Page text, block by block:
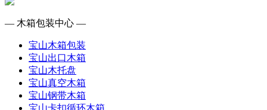
— 木箱包装中心 —
宝山木箱包装
宝山出口木箱
宝山木托盘
宝山真空木箱
宝山钢带木箱
宝山卡扣循环木箱